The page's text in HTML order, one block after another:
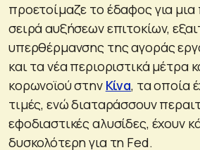
προετοίμαζε το έδαφος για μια
σειρά αυξήσεων επιτοκίων,
υπερθέρμανσης της αγοράς
και τα νέα περιοριστικά μέτρα
κορωνοϊού στην Κίνα, τα οποία
τιμές, ενώ διαταράσσουν
εφοδιαστικές αλυσίδες, έχουν
δυσκολότερη για τη Fed.